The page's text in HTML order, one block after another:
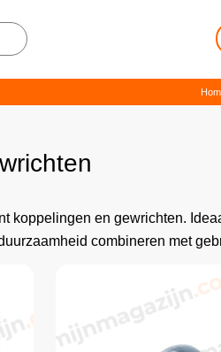
koppelingen en gewrichten.
combineren met